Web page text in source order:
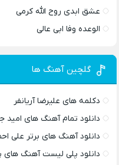
عشق ابدی روح الله کرمی
الوعده وفا ابی عالی
گلچین آهنگ ها
دکلمه های علیرضا آریانفر
دانلود تمام آهنگ های امید
دانلود آهنگ های برتر علی
دانلود پلی لیست آهنگ های